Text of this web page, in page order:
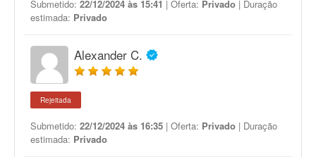
Submetido: 22/12/2024 às 15:41 | Oferta: Privado | Duração
estimada: Privado
Alexander C.
Rejeitada
Submetido: 22/12/2024 às 16:35 | Oferta: Privado | Duração
estimada: Privado